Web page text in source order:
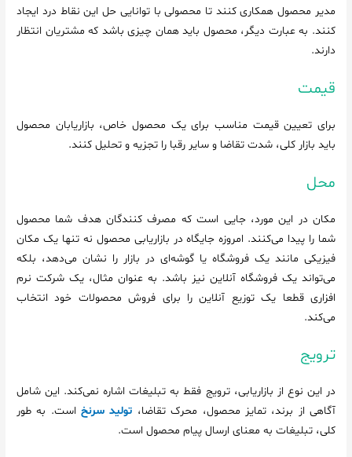
مدیر محصول همکاری کنند تا محصولی با توانایی حل این نقاط درد ایجاد
کنند. به عبارت دیگر، محصول باید همان چیزی باشد که مشتریان انتظار
دارند.
قیمت
برای تعیین قیمت مناسب برای یک محصول خاص، بازاریابان محصول
باید بازار کلی، شدت تقاضا و سایر رقبا را تجزیه و تحلیل کنند.
محل
مکان در این مورد، جایی است که مصرف کنندگان هدف شما محصول
شما را پیدا می‌کنند. امروزه جایگاه در بازاریابی محصول نه تنها یک مکان
فیزیکی مانند یک فروشگاه یا گوشه‌ای در بازار را نشان می‌دهد، بلکه
می‌تواند یک فروشگاه آنلاین نیز باشد. به عنوان مثال، یک شرکت نرم
افزاری قطعا یک توزیع آنلاین را برای فروش محصولات خود انتخاب
می‌کند.
ترویج
در این نوع از بازاریابی، ترویج فقط به تبلیغات اشاره نمی‌کند. این شامل
آگاهی از برند، تمایز محصول، محرک تقاضا، تولید سرنخاست. به طور
کلی، تبلیغات به معنای ارسال پیام محصول است.